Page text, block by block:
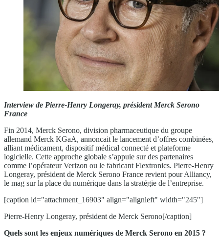
Interview de Pierre-Henry Longeray, président Merck Serono
France
Fin 2014, Merck Serono, division pharmaceutique du groupe
allemand Merck KGaA, annoncait le lancement d’offres combinées,
alliant médicament, dispositif médical connecté et plateforme
logicielle. Cette approche globale s’appuie sur des partenaires
comme l’opérateur Verizon ou le fabricant Flextronics. Pierre-Henry
Longeray, président de Merck Serono France revient pour Alliancy,
le mag sur la place du numérique dans la stratégie de l’entreprise.
[caption id="attachment_16903" align="alignleft" width="245"]
Pierre-Henry Longeray, président de Merck Serono[/caption]
Quels sont les enjeux numériques de Merck Serono en 2015 ?